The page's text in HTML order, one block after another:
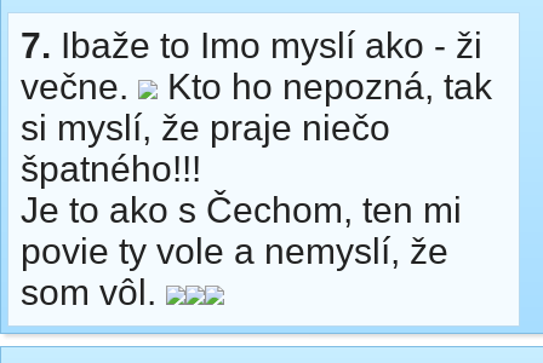
7. Ibaže to Imo myslí ako - ži
večne.
Kto ho nepozná, tak
si myslí, že praje niečo
špatného!!!
Je to ako s Čechom, ten mi
povie ty vole a nemyslí, že
som vôl.